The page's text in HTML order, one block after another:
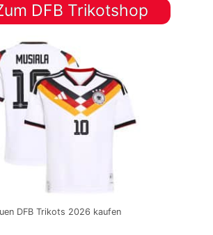
DFB Trikotshop
DFB Trikots 2026 kaufen